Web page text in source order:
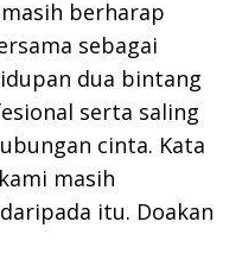
berharap
sebagai
dua bintang
serta saling
cinta. Kata
masih
itu. Doakan